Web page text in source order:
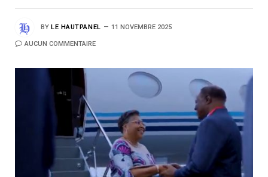
BY LE HAUTPANEL 11 NOVEMBRE 2025
AUCUN COMMENTAIRE